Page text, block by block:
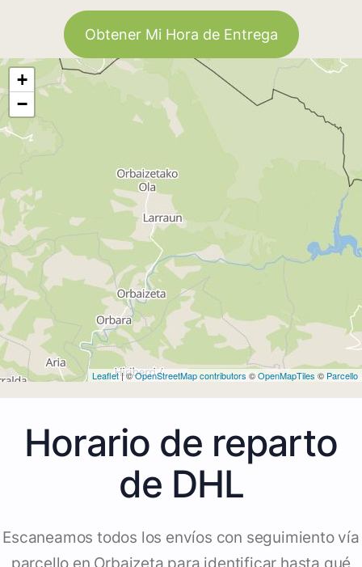
Obtener Mi Hora de Entrega
+
−
Leaflet| ©OpenStreetMap contributors ©OpenMapTiles © Parcello
Horario de reparto
de DHL
Escaneamos todos los envíos con seguimiento vía